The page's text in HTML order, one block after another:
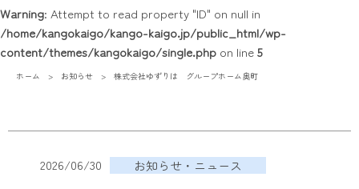
Warning: Attempt to read property "ID" on null in
/home/kangokaigo/kango-kaigo.jp/public_html/wp-
content/themes/kangokaigo/single.php on line5
ホーム お知らせ 株式会社ゆずりは グループホーム奥町
2026/06/30 お知らせ・ニュース